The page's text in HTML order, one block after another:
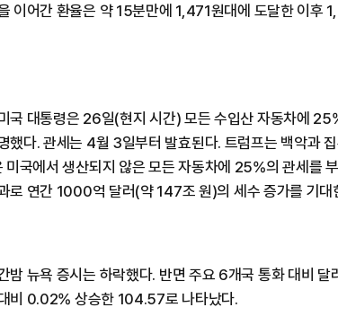
이어간 환율은 약 15분만에 1,471원대에 도달한 이후
국 대통령은 26일(현지 시간) 모든 수입산 자동차에
했다. 관세는 4월 3일부터 발효된다. 트럼프는 백악과
미국에서 생산되지 않은 모든 자동차에 25%의 관세를
로 연간 1000억 달러(약 147조 원)의 세수 증가를 기대
밤 뉴욕 증시는 하락했다. 반면 주요 6개국 통화 대비 달
비 0.02% 상승한 104.57로 나타났다.